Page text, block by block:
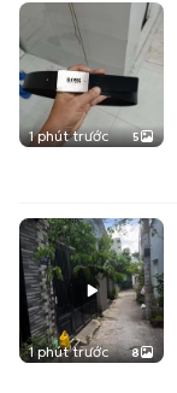
1 phút trước 5
1 phút trước 8